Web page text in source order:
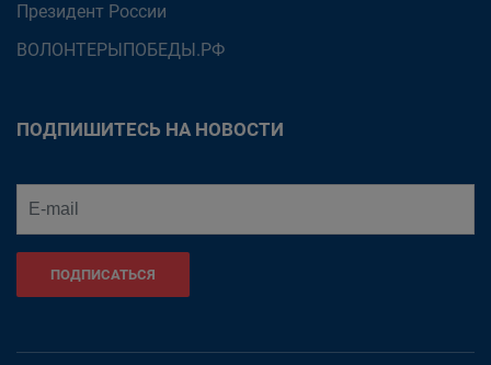
Президент России
ВОЛОНТЕРЫПОБЕДЫ.РФ
ПОДПИШИТЕСЬ НА НОВОСТИ
ПОДПИСАТЬСЯ